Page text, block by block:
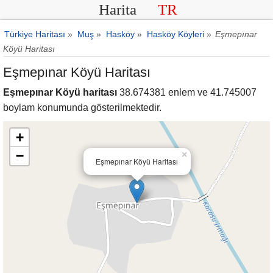
Harita TR
Türkiye Haritası » Muş » Hasköy » Hasköy Köyleri » Eşmepınar
Köyü Haritası
Eşmepınar Köyü Haritası
Eşmepınar Köyü haritası 38.674381 enlem ve 41.745007
boylam konumunda gösterilmektedir.
Eşmepınar Köyü Haritası
×
+
−